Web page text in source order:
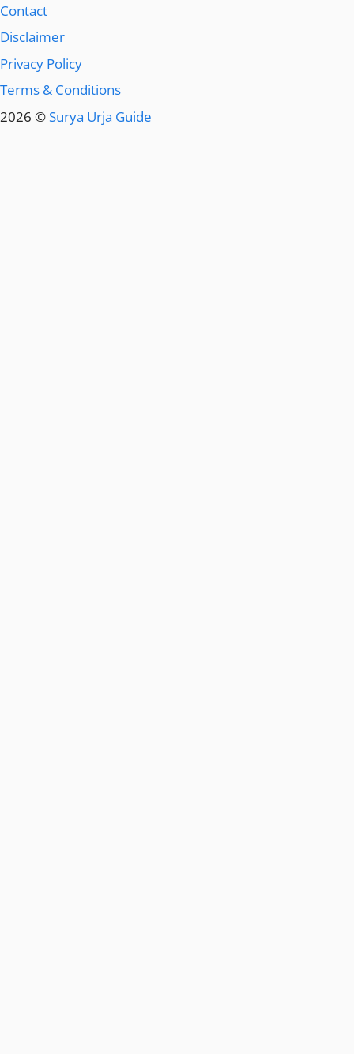
Contact
Disclaimer
Privacy Policy
Terms & Conditions
2026 ©Surya Urja Guide